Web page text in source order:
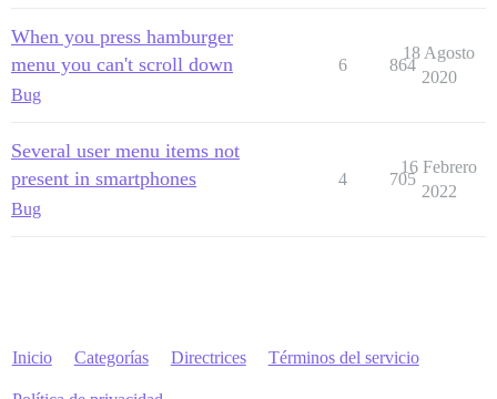
When you press hamburger
menu you can't scroll down
Bug
6 864
18 Agosto
2020
Several user menu items not
present in smartphones
Bug
4 705
16 Febrero
2022
Inicio Categorías Directrices Términos del servicio